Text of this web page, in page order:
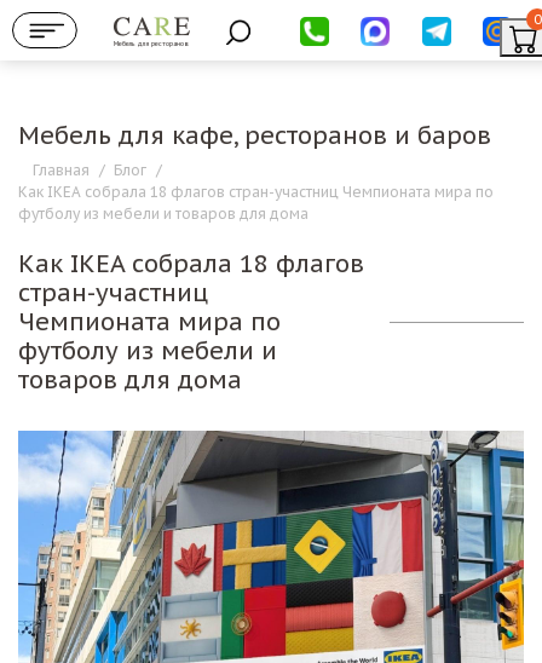
Мебель для ресторанов
0
Мебель для кафе, ресторанов и баров
Главная / Блог /
Как IKEA собрала 18 флагов стран-участниц Чемпионата мира по
футболу из мебели и товаров для дома
Как IKEA собрала 18 флагов
стран-участниц
Чемпионата мира по
футболу из мебели и
товаров для дома